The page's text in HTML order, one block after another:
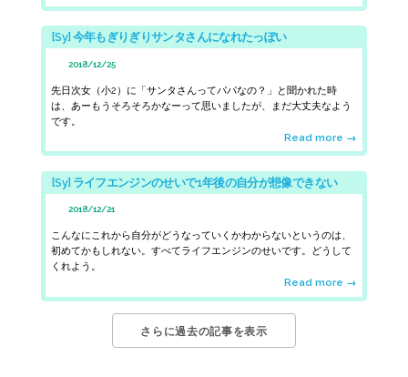
[Sy] 今年もぎりぎりサンタさんになれたっぽい
2018/12/25
先日次女（小2）に「サンタさんってパパなの？」と聞かれた時
は、あーもうそろそろかなーって思いましたが、まだ大丈夫なよう
です。
Read more →
[Sy] ライフエンジンのせいで1年後の自分が想像できない
2018/12/21
こんなにこれから自分がどうなっていくかわからないというのは、
初めてかもしれない。すべてライフエンジンのせいです。どうして
くれよう。
Read more →
さらに過去の記事を表示